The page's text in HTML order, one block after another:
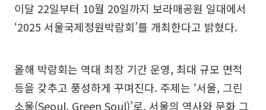
이달 22일부터 10월 20일까지 보라매공원 일대에서
‘2025 서울국제정원박람회’를 개최한다고 밝혔다.
올해 박람회는 역대 최장 기간 운영, 최대 규모 면적
등을 갖추고 풍성하게 꾸며진다. 주제는 ‘서울, 그린
소울(Seoul, Green Soul)’로, 서울의 역사와 문화 그